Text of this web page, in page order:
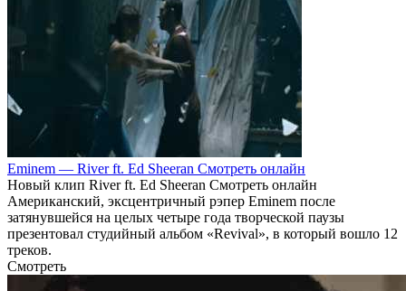
Eminem — River ft. Ed Sheeran Смотреть онлайн
Новый клип River ft. Ed Sheeran Смотреть онлайн
Американский, эксцентричный рэпер Eminem после
затянувшейся на целых четыре года творческой паузы
презентовал студийный альбом «Revival», в который вошло 12
треков.
Смотреть